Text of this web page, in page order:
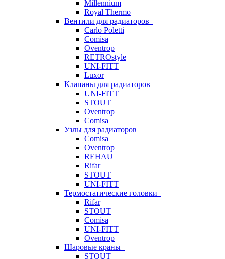
Millennium
Royal Thermo
Вентили для радиаторов
Carlo Poletti
Comisa
Oventrop
RETROstyle
UNI-FITT
Luxor
Клапаны для радиаторов
UNI-FITT
STOUT
Oventrop
Comisa
Узлы для радиаторов
Comisa
Oventrop
REHAU
Rifar
STOUT
UNI-FITT
Термостатические головки
Rifar
STOUT
Comisa
UNI-FITT
Oventrop
Шаровые краны
STOUT